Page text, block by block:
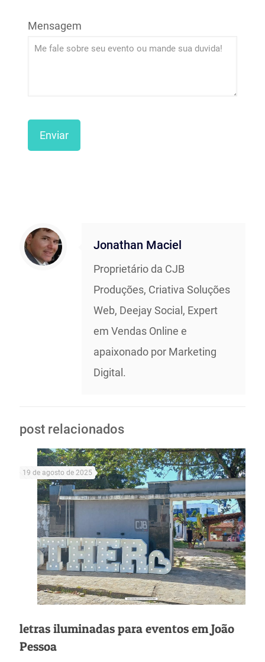
Mensagem
Jonathan Maciel
Proprietário da CJB
Produções, Criativa Soluções
Web, Deejay Social, Expert
em Vendas Online e
apaixonado por Marketing
Digital.
post relacionados
19 de agosto de 2025
letras iluminadas para eventos em João
Pessoa